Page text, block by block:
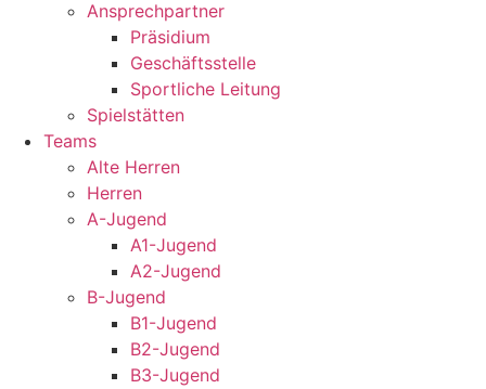
Ansprechpartner
Präsidium
Geschäftsstelle
Sportliche Leitung
Spielstätten
Teams
Alte Herren
Herren
A-Jugend
A1-Jugend
A2-Jugend
B-Jugend
B1-Jugend
B2-Jugend
B3-Jugend